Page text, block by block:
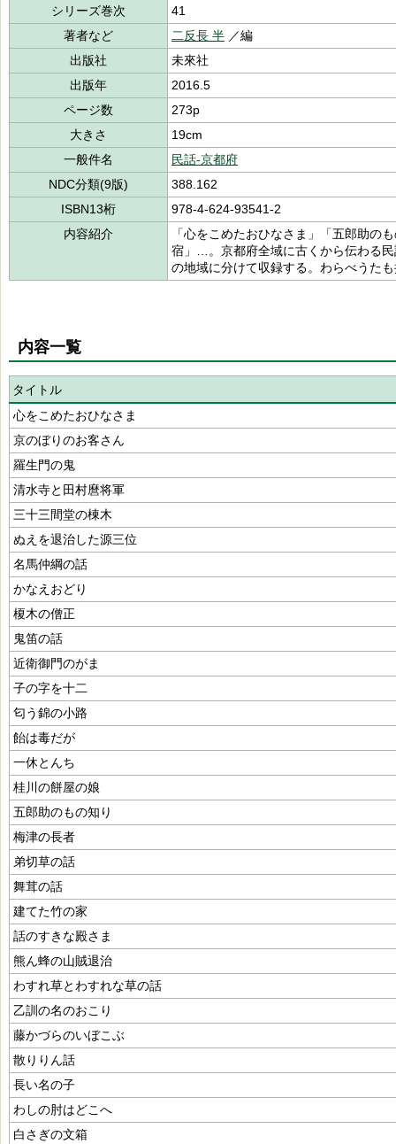
シリーズ巻次
41
著者など
二反長 半 ／編
出版社
未來社
出版年
2016.5
ページ数
273p
大きさ
19cm
一般件名
民話-京都府
NDC分類(9版)
388.162
ISBN13桁
978-4-624-93541-2
内容紹介
「心をこめたおひなさま」「五郎助の
宿」…。京都府全域に古くから伝わる
の地域に分けて収録する。わらべうた
内容一覧
タイトル
心をこめたおひなさま
京のぼりのお客さん
羅生門の鬼
清水寺と田村麿将軍
三十三間堂の棟木
ぬえを退治した源三位
名馬仲綱の話
かなえおどり
榎木の僧正
鬼笛の話
近衛御門のがま
子の字を十二
匂う錦の小路
飴は毒だが
一休とんち
桂川の餅屋の娘
五郎助のもの知り
梅津の長者
弟切草の話
舞茸の話
建てた竹の家
話のすきな殿さま
熊ん蜂の山賊退治
わすれ草とわすれな草の話
乙訓の名のおこり
藤かづらのいぼこぶ
散りりん話
長い名の子
わしの肘はどこへ
白さぎの文箱